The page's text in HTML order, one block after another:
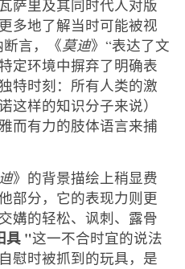
萨里及其同时代人对版
多地了解当时可能被视
言，《莫迪》“表达了文
定环境中摒弃了明确表
特时刻：所有人类的激
这样的知识分子来说）
而有力的肢体语言来捕
》的背景描绘上稍显费
部分，它的表现力则更
媾的轻松、讽刺、露骨
具 "这一不合时宜的说法
慰时被抓到的玩具，是